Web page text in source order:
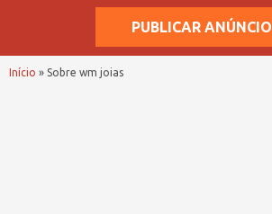
PUBLICAR ANÚNCIO
Início » Sobre wm joias